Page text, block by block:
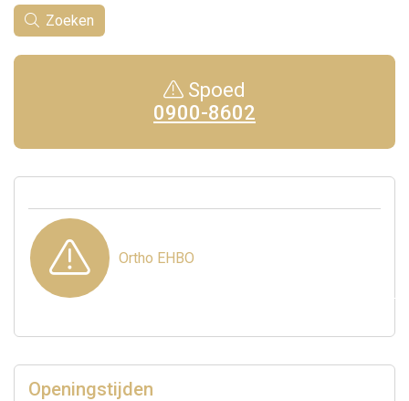
Zoeken
Spoed
0900-8602
Ortho EHBO
Openingstijden